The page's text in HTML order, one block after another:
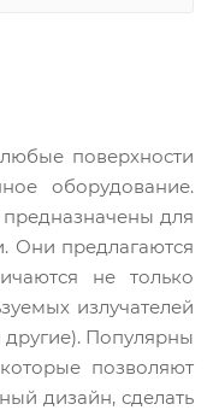
поверхности
оборудование.
для
Они предлагаются
не только
излучателей
Популярны
позволяют
дизайн, сделать